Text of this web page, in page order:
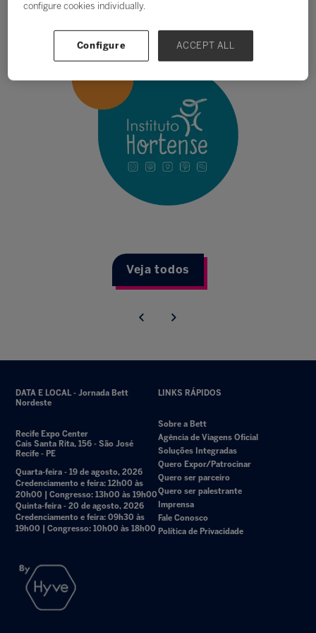
Veja todos
DATA E LOCAL - Jornada Bett
Nordeste
Recife Expo Center
Cais Santa Rita, 156 - São José
Recife - PE
Quarta-feira - 19 de agosto, 2026
Credenciamento e feira: 12h00 às
20h00 | Congresso: 13h00 às 19h00
Quinta-feira - 20 de agosto, 2026
Credenciamento e feira: 09h30 às
19h00 | Congresso: 10h00 às 18h00
LINKS RÁPIDOS
Sobre a Bett
Agência de Viagens Oficial
Soluções Integradas
Quero Expor/Patrocinar
Quero ser parceiro
Quero ser palestrante
Imprensa
Fale Conosco
Política de Privacidade
configure cookies individually.
Configure ACCEPT ALL